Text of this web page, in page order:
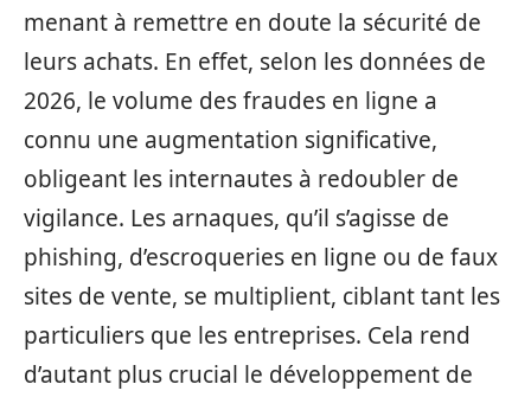
menant à remettre en doute la sécurité de
leurs achats. En effet, selon les données de
2026, le volume des fraudes en ligne a
connu une augmentation significative,
obligeant les internautes à redoubler de
vigilance. Les arnaques, qu’il s’agisse de
phishing, d’escroqueries en ligne ou de faux
sites de vente, se multiplient, ciblant tant les
particuliers que les entreprises. Cela rend
d’autant plus crucial le développement de